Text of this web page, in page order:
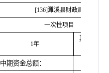
[136]濉溪县财政局
一次性项目
1年
其中：建
中期资金总额：